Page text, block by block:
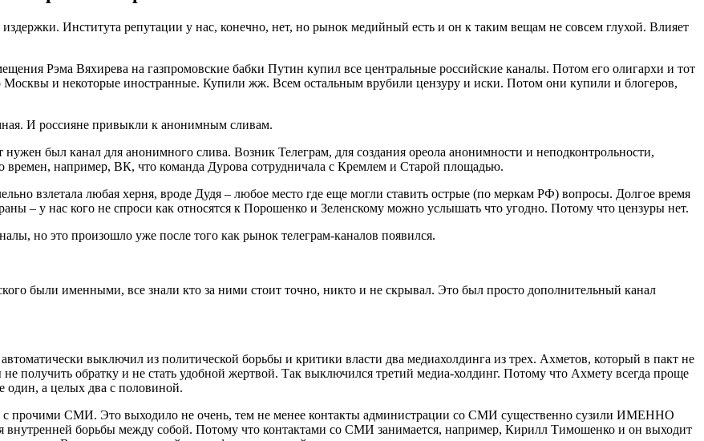
Института репутации у нас, конечно, нет, но рынок медийный есть и он к таким вещам не совсем глухой. Влияет
Рэма Вяхирева на газпромовские бабки Путин купил все центральные российские каналы. Потом его олигархи и тот
и некоторые иностранные. Купили жж. Всем остальным врубили цензуру и иски. Потом они купили и блогеров,
И россияне привыкли к анонимным сливам.
нужен был канал для анонимного слива. Возник Телеграм, для создания ореола анонимности и неподконтрольности,
времен, например, ВК, что команда Дурова сотрудничала с Кремлем и Старой площадью.
взлетала любая херня, вроде Дудя – любое место где еще могли ставить острые (по меркам РФ) вопросы. Долгое время
– у нас кого не спроси как относятся к Порошенко и Зеленскому можно услышать что угодно. Потому что цензуры нет.
, но это произошло уже после того как рынок телеграм-каналов появился.
были именными, все знали кто за ними стоит точно, никто и не скрывал. Это был просто дополнительный канал
выключил из политической борьбы и критики власти два медиахолдинга из трех. Ахметов, который в пакт не
не получить обратку и не стать удобной жертвой. Так выключился третий медиа-холдинг. Потому что Ахмету всегда проще
один, а целых два с половиной.
с прочими СМИ. Это выходило не очень, тем не менее контакты администрации со СМИ существенно сузили ИМЕННО
борьбы между собой. Потому что контактами со СМИ занимается, например, Кирилл Тимошенко и он выходит